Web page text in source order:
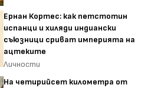
Ернан Кортес: как петстотин
испанци и хиляди индиански
съюзници сриват империята на
ацтеките
Личности
На четирийсет километра от